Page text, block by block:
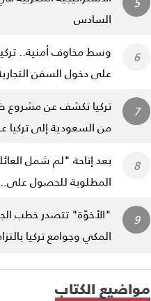
السادس
وسط مخاوف أمنية..
على دخول السفن
تركيا تكشف عن مشروع
من السعودية إلى تركيا
بعد إتاحة "لم شمل
المطلوبة للحصول
"الأخوّة" تتصدر خطب
المكي وجوامع تركيا
مواضيع الكتاب